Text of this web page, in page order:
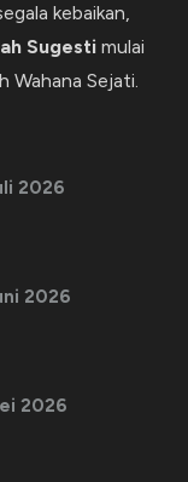
kebaikan,
Sugesti mulai
Wahana Sejati.
2026
2026
2026